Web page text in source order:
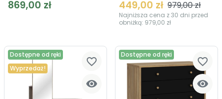
869,00 zł 449,00 zł 979,00 zł
Najniższa cena z 30 dni przed
obniżką: 979,00 zł
Dostępne od ręki
Wyprzedaż!

favorite_border
Dostępne od ręki

favorite_border